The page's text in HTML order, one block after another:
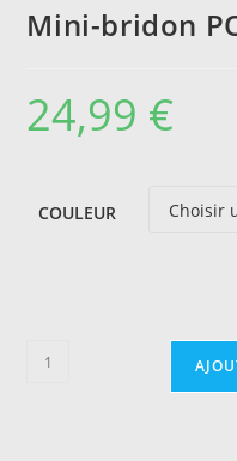
Mini-bridon
24,99 €
COULEUR
quantité